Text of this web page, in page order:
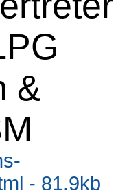
&
- 81.9kb